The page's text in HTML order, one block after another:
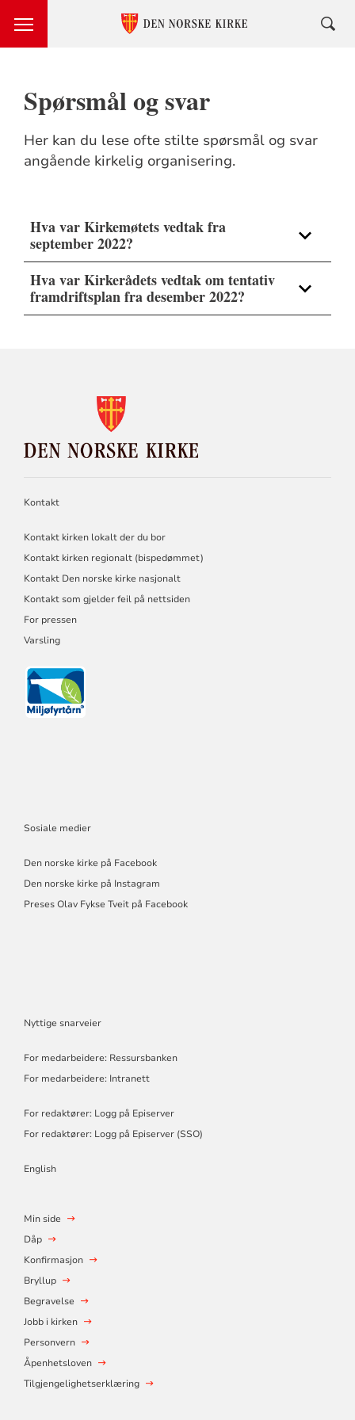
Spørsmål og svar
Her kan du lese ofte stilte spørsmål og svar
angående kirkelig organisering.
Hva var Kirkemøtets vedtak fra
september 2022?
regelverk, som bygger på følgende
modelluavhengige elementer eller føringer:
Hva var Kirkerådets vedtak om tentativ
framdriftsplan fra desember 2022?
NORSKE
KIRKE
Kontakt
Kontakt kirken lokalt der du bor
Kontakt kirken regionalt (bispedømmet)
Kontakt Den norske kirke nasjonalt
Kontakt som gjelder feil på nettsiden
For pressen
Varsling
Sosiale medier
Den norske kirke på Facebook
Den norske kirke på Instagram
Preses Olav Fykse Tveit på Facebook
Nyttige snarveier
For medarbeidere: Ressursbanken
For medarbeidere: Intranett
For redaktører: Logg på Episerver
For redaktører: Logg på Episerver (SSO)
English
Min side
Dåp
Konfirmasjon
Bryllup
Begravelse
Jobb i kirken
Personvern
Åpenhetsloven
Tilgjengelighetserklæring